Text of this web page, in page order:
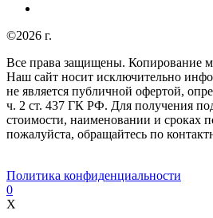
©2026 г.
Все права защищены. Копирование
Наш сайт носит исключительно
не является публичной офертой,
ч. 2 ст. 437 ГК РФ. Для получения
стоимости, наименовании и сроках
пожалуйста, обращайтесь по
Политика конфиденциальности
0
X